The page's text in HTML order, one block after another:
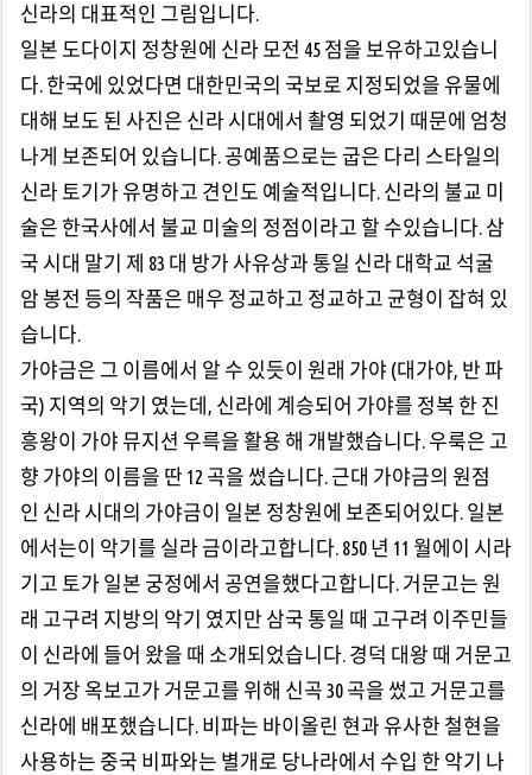
신라의 대표적인 그림입니다.
일본 도다이지 정창원에 신라 모전 45 점을 보유하고있습니
다. 한국에 있었다면 대한민국의 국보로 지정되었을 유물에
대해 보도 된 사진은 신라 시대에서 촬영 되었기 때문에 엄청
나게 보존되어 있습니다. 공예품으로는 굽은 다리 스타일의
신라 토기가 유명하고 견인도 예술적입니다. 신라의 불교 미
술은 한국사에서 불교 미술의 정점이라고 할 수있습니다. 삼
국 시대 말기 제 83 대 방가 사유상과 통일 신라 대학교 석굴
암 봉전 등의 작품은 매우 정교하고 정교하고 균형이 잡혀 있
습니다.
가야금은 그 이름에서 알 수 있듯이 원래 가야 (대가야, 반 파
국) 지역의 악기 였는데, 신라에 계승되어 가야를 정복 한 진
흥왕이 가야 뮤지션 우륵을 활용 해 개발했습니다. 우룩은 고
향 가야의 이름을 딴 12 곡을 썼습니다. 근대 가야금의 원점
인 신라 시대의 가야금이 일본 정창원에 보존되어있다. 일본
에서는이 악기를 실라 금이라고합니다. 850 년 11 월에이 시라
기고 토가 일본 궁정에서 공연을했다고합니다. 거문고는 원
래 고구려 지방의 악기 였지만 삼국 통일 때 고구려 이주민들
이 신라에 들어 왔을 때 소개되었습니다. 경덕 대왕 때 거문고
의 거장 옥보고가 거문고를 위해 신곡 30 곡을 썼고 거문고를
신라에 배포했습니다. 비파는 바이올린 현과 유사한 철현을
사용하는 중국 비파와는 별개로 당나라에서 수입 한 악기 나